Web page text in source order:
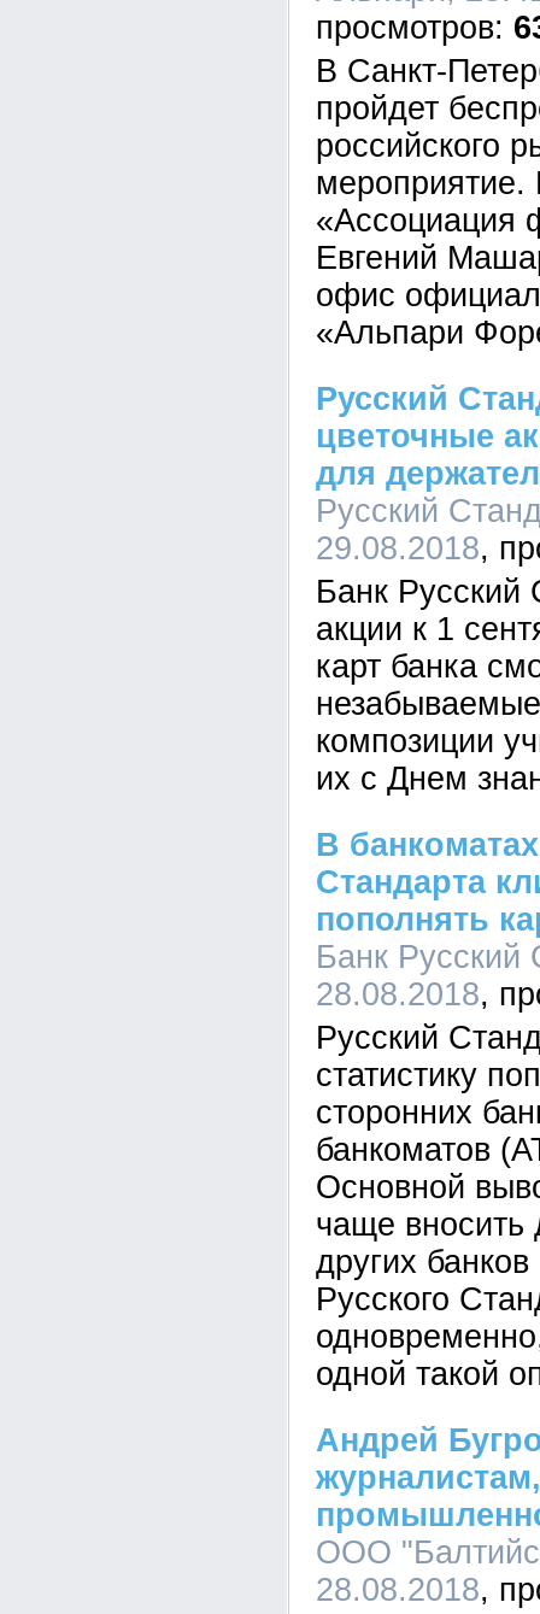
В Санкт-
пройдет
российского
«Ассоциация
Евгений
офис
«Альпари
Русский
цветочные
для
Русский
29.08.2018
Банк Русский
акции к 1
карт банка
композиции
их с Днем
В
Стандарта
пополнять
Банк Русский
28.08.2018
Русский
статистику
сторонних
банкоматов
Основной
чаще вносить
других
Русского
одной такой
Андрей
ООО
28.08.2018